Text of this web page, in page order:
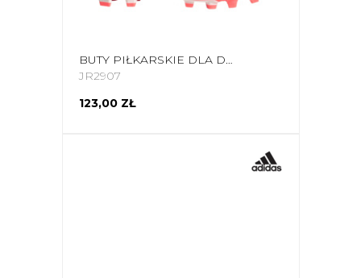
BUTY PIŁKARSKIE DLA DZIECI ADIDAS COPA PURE 3 CLUB FG/MG JR2907
JR2907
123,00 ZŁ